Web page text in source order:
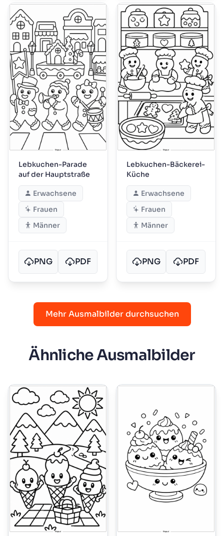
Lebkuchen-Parade
auf der Hauptstraße
Erwachsene
Frauen
Männer
PNG PDF
Lebkuchen-Bäckerei-
Küche
Erwachsene
Frauen
Männer
PNG PDF
Mehr Ausmalbilder durchsuchen
Ähnliche Ausmalbilder